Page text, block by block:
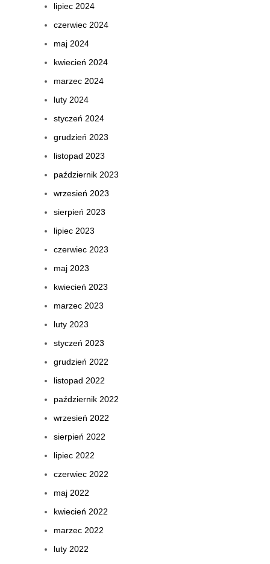
lipiec 2024
czerwiec 2024
maj 2024
kwiecień 2024
marzec 2024
luty 2024
styczeń 2024
grudzień 2023
listopad 2023
październik 2023
wrzesień 2023
sierpień 2023
lipiec 2023
czerwiec 2023
maj 2023
kwiecień 2023
marzec 2023
luty 2023
styczeń 2023
grudzień 2022
listopad 2022
październik 2022
wrzesień 2022
sierpień 2022
lipiec 2022
czerwiec 2022
maj 2022
kwiecień 2022
marzec 2022
luty 2022